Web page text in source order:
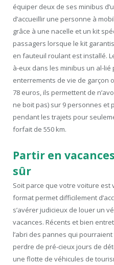
équiper deux de ses minibus
d’accueillir une personne à
grâce à une nacelle et un kit
passagers lorsque le kit
en fauteuil roulant est installé.
à-eux dans les minibus un al-lié
enterrements de vie de garçon
78 euros, ils permettent de
ne boit pas) sur 9 personnes et
pendant les trajets pour
forfait de 550 km.
Partir en
sûr
Soit parce que votre voiture est
format permet difficilement
s’avérer judicieux de louer un
vacances. Récents et bien
l’abri des pannes qui
perdre de pré-cieux jours de
une flotte de véhicules de